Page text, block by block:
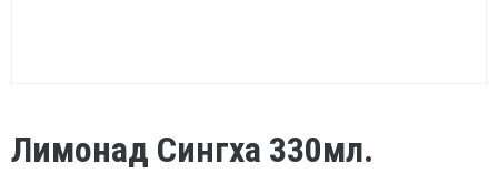
Лимонад Сингха 330мл.